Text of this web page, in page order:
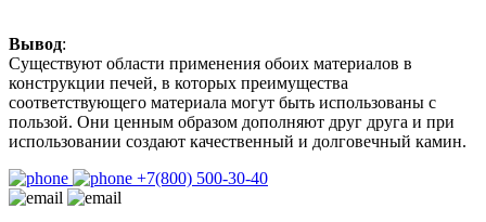
Вывод:
Существуют области применения обоих материалов в
конструкции печей, в которых преимущества
соответствующего материала могут быть использованы с
пользой. Они ценным образом дополняют друг друга и при
использовании создают качественный и долговечный камин.
+7(800) 500-30-40